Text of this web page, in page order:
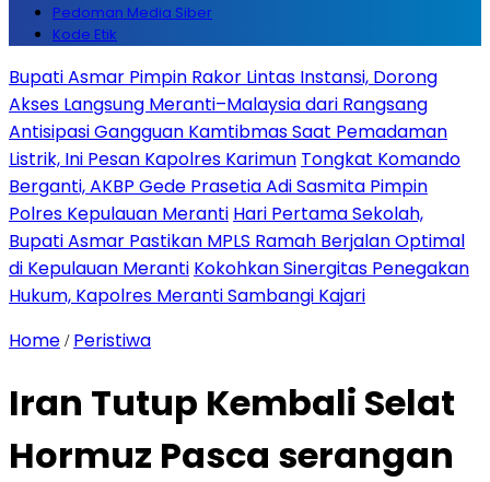
Pedoman Media Siber
Kode Etik
Bupati Asmar Pimpin Rakor Lintas Instansi, Dorong
Akses Langsung Meranti–Malaysia dari Rangsang
Antisipasi Gangguan Kamtibmas Saat Pemadaman
Listrik, Ini Pesan Kapolres Karimun Tongkat Komando
Berganti, AKBP Gede Prasetia Adi Sasmita Pimpin
Polres Kepulauan Meranti Hari Pertama Sekolah,
Bupati Asmar Pastikan MPLS Ramah Berjalan Optimal
di Kepulauan Meranti Kokohkan Sinergitas Penegakan
Hukum, Kapolres Meranti Sambangi Kajari
Home / Peristiwa
Iran Tutup Kembali Selat
Hormuz Pasca serangan